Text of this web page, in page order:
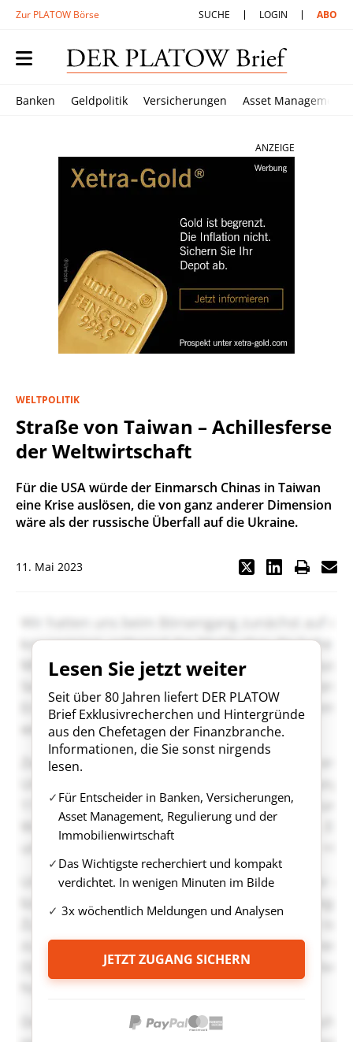
Zur PLATOW Börse SUCHE LOGIN ABO
Banken Geldpolitik Versicherungen Asset Management
ANZEIGE
WELTPOLITIK
Straße von Taiwan – Achillesferse
der Weltwirtschaft
Für die USA würde der Einmarsch Chinas in Taiwan
eine Krise auslösen, die von ganz anderer Dimension
wäre als der russische Überfall auf die Ukraine.
11. Mai 2023
Lesen Sie jetzt weiter
Seit über 80 Jahren liefert DER PLATOW
Brief Exklusivrecherchen und Hintergründe
aus den Chefetagen der Finanzbranche.
Informationen, die Sie sonst nirgends
lesen.
Für Entscheider in Banken, Versicherungen,
Asset Management, Regulierung und der
Immobilienwirtschaft
Das Wichtigste recherchiert und kompakt
verdichtet. In wenigen Minuten im Bilde
3x wöchentlich Meldungen und Analysen
JETZT ZUGANG SICHERN